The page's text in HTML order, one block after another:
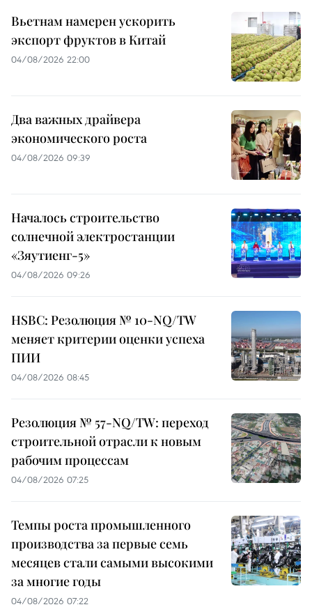
Вьетнам намерен ускорить
экспорт фруктов в Китай
04/08/2026 22:00
Два важных драйвера
экономического роста
04/08/2026 09:39
Началось строительство
солнечной электростанции
«Зяутиенг-5»
04/08/2026 09:26
HSBC: Резолюция № 10-NQ/TW
меняет критерии оценки успеха
ПИИ
04/08/2026 08:45
Резолюция № 57-NQ/TW: переход
строительной отрасли к новым
рабочим процессам
04/08/2026 07:25
Темпы роста промышленного
производства за первые семь
месяцев стали самыми высокими
за многие годы
04/08/2026 07:22